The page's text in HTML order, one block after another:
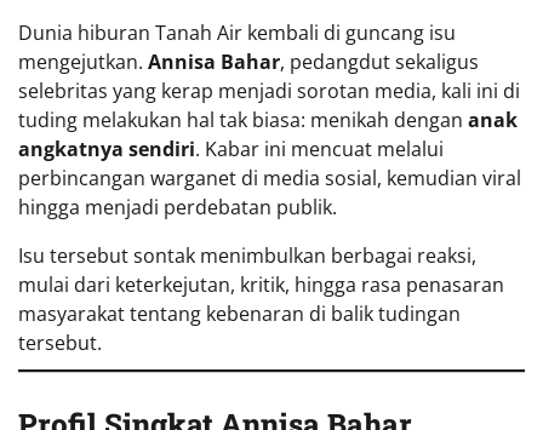
Dunia hiburan Tanah Air kembali di guncang isu
mengejutkan. Annisa Bahar, pedangdut sekaligus
selebritas yang kerap menjadi sorotan media, kali ini di
tuding melakukan hal tak biasa: menikah dengan anak
angkatnya sendiri. Kabar ini mencuat melalui
perbincangan warganet di media sosial, kemudian viral
hingga menjadi perdebatan publik.
Isu tersebut sontak menimbulkan berbagai reaksi,
mulai dari keterkejutan, kritik, hingga rasa penasaran
masyarakat tentang kebenaran di balik tudingan
tersebut.